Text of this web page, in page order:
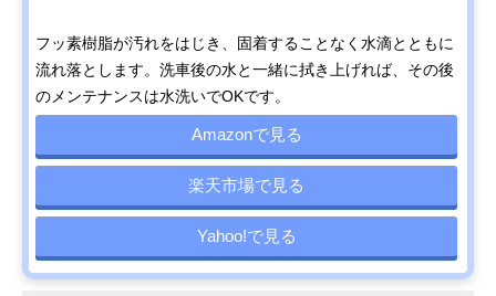
フッ素樹脂が汚れをはじき、固着することなく水滴とともに
流れ落とします。洗車後の水と一緒に拭き上げれば、その後
のメンテナンスは水洗いでOKです。
Amazonで見る
楽天市場で見る
Yahoo!で見る